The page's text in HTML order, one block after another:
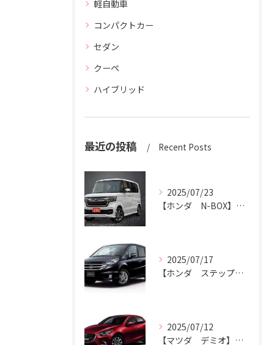
軽自動車
コンパクトカー
セダン
クーペ
ハイブリッド
最近の投稿 Recent Posts
2025/07/23
【ホンダ N-BOX】N-BOXをハッピーカーズ市原中央店にお売りください。
2025/07/17
【ホンダ ステップワゴン】ハッピーカーズ市原中央店がステップワゴン買取ります。
2025/07/12
【マツダ デミオ】デミオの買取りはハッピーカーズ市原中央店におまかせ。